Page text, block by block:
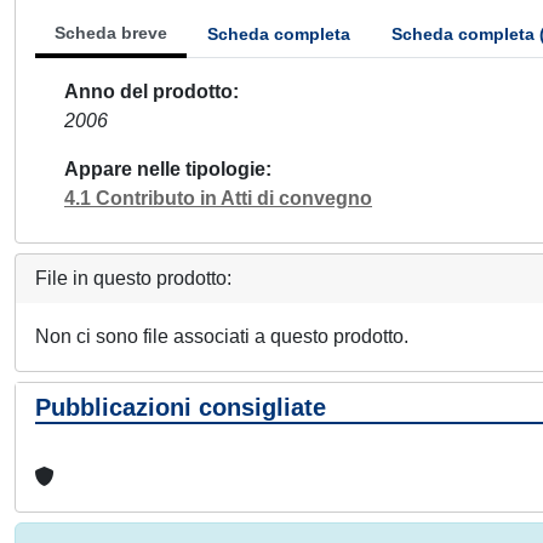
Scheda breve Scheda completa Scheda completa
Anno del prodotto
2006
Appare nelle tipologie
4.1 Contributo in Atti di convegno
File in questo prodotto:
Non ci sono file associati a questo prodotto.
Pubblicazioni consigliate